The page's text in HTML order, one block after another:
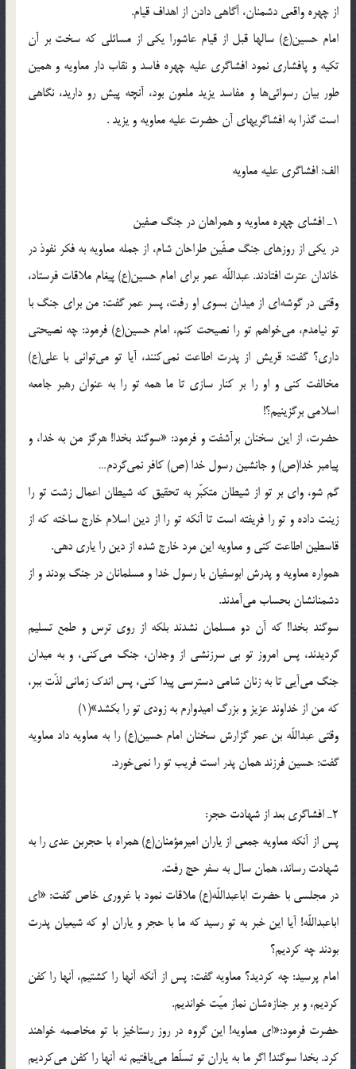
از چهره واقعی دشمنان، آگاهی دادن از اهداف قیام.
امام حسین(ع) سالها قبل از قیام عاشورا یکی از مسائلی که سخت بر آن
تکیه و پافشاری نمود افشاگری علیه چهره فاسد و نقاب دار معاویه و همین
طور بیان رسوائی‌ها و مفاسد یزید ملعون بود، آنچه پیش رو دارید، نگاهی
است گذرا به افشاگریهای آن حضرت علیه معاویه و یزید .
الف: افشاگری علیه معاویه
1ـ افشای چهره معاویه و همراهان در جنگ صفین
در یکی از روزهای جنگ صفّین طراحان شام، از جمله معاویه به فکر نفوذ در
خاندان عترت افتادند. عبداللّه عمر برای امام حسین(ع) پیغام ملاقات فرستاد،
وقتی در گوشه‌ای از میدان بسوی او رفت، پسر عمر گفت: من برای جنگ با
تو نیامدم، می‌خواهم تو را نصیحت کنم، امام حسین(ع) فرمود: چه نصیحتی
داری؟ گفت: قریش از پدرت اطاعت نمی‌کنند، آیا تو می‌توانی با علی(ع)
مخالفت کنی و او را بر کنار سازی تا ما همه تو را به عنوان رهبر جامعه
اسلامی برگزینیم؟!
حضرت، از این سخنان برآشفت و فرمود: «سوگند بخدا! هرگز من به خدا، و
پیامبر خدا(ص) و جانشین رسول خدا (ص) کافر نمی‌گردم…
گم شو، وای بر تو از شیطان متکبّر به تحقیق که شیطان اعمال زشت تو را
زینت داده و تو را فریفته است تا آنکه تو را از دین اسلام خارج ساخته که از
قاسطین اطاعت کنی و معاویه این مرد خارج شده از دین را یاری دهی.
همواره معاویه و پدرش ابوسفیان با رسول خدا و مسلمانان در جنگ بودند و از
دشمنانشان بحساب می‌آمدند.
سوگند بخدا! که آن دو مسلمان نشدند بلکه از روی ترس و طمع تسلیم
گردیدند، پس امروز تو بی سرزنشی از وجدان، جنگ می‌کنی، و به میدان
جنگ می‌آیی تا به زنان شامی دسترسی پیدا کنی، پس اندک زمانی لذّت ببر،
که من از خداوند عزیز و بزرگ امیدوارم به زودی تو را بکشد»(1)
وقتی عبداللّه بن عمر گزارش سخنان امام حسین(ع) را به معاویه داد معاویه
گفت: حسین فرزند همان پدر است فریب تو را نمی‌خورد.
2ـ افشاگری بعد از شهادت حجر:
پس از آنکه معاویه جمعی از یاران امیرمؤمنان(ع) همراه با حجربن عدی را به
شهادت رساند، همان سال به سفر حج رفت.
در مجلسی با حضرت اباعبداللّه(ع) ملاقات نمود با غروری خاص گفت: «ای
اباعبداللّه! آیا این خبر به تو رسید که ما با حجر و یاران او که شیعیان پدرت
بودند چه کردیم؟
امام پرسید: چه کردید؟ معاویه گفت: پس از آنکه آنها را کشتیم، آنها را کفن
کردیم، و بر جنازه‌شان نماز میّت خواندیم.
حضرت فرمود:«ای معاویه! این گروه در روز رستاخیز با تو مخاصمه خواهند
کرد. بخدا سوگند! اگر ما به یاران تو تسلّط می‌یافتیم نه آنها را کفن می‌کردیم